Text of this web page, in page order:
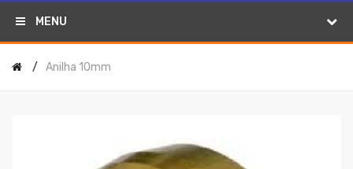
MENU
Anilha 10mm